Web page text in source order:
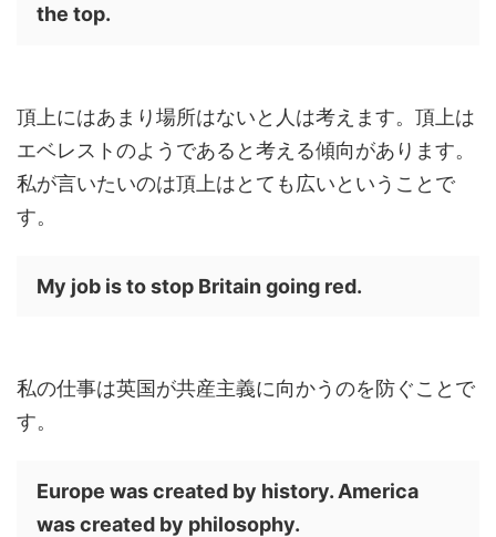
the top.
頂上にはあまり場所はないと人は考えます。頂上は
エベレストのようであると考える傾向があります。
私が言いたいのは頂上はとても広いということで
す。
My job is to stop Britain going red.
私の仕事は英国が共産主義に向かうのを防ぐことで
す。
Europe was created by history. America
was created by philosophy.